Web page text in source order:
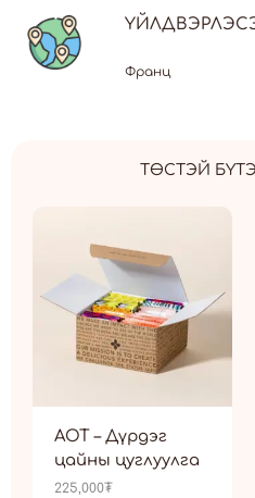
Франц
ТӨСТЭЙ
AOT – Дүрдэг
цайны цуглуулга
225,000₮